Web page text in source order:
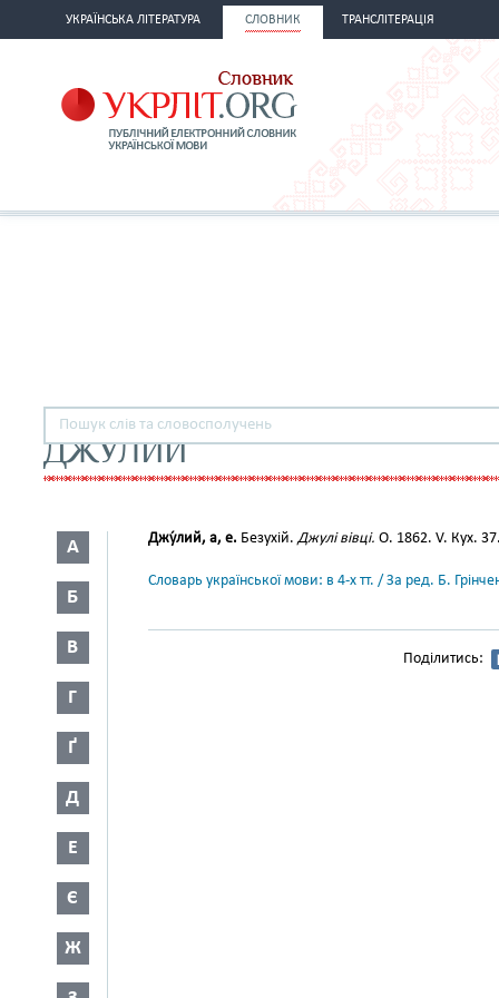
УКРАЇНСЬКА ЛІТЕРАТУРА СЛОВНИК ТРАНСЛІТЕРАЦІЯ
ДЖУЛИЙ
А
Б
В
Г
Ґ
Д
Е
Є
Ж
Джу́лий, а, е. Безухій.Джулі вівці. О. 1862. V. Кух.
Словарь української мови: в 4-х тт. / За ред. Б.
Поділитись: